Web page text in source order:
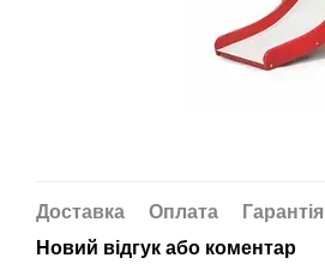
Доставка Оплата Гарантія
Новий відгук або коментар